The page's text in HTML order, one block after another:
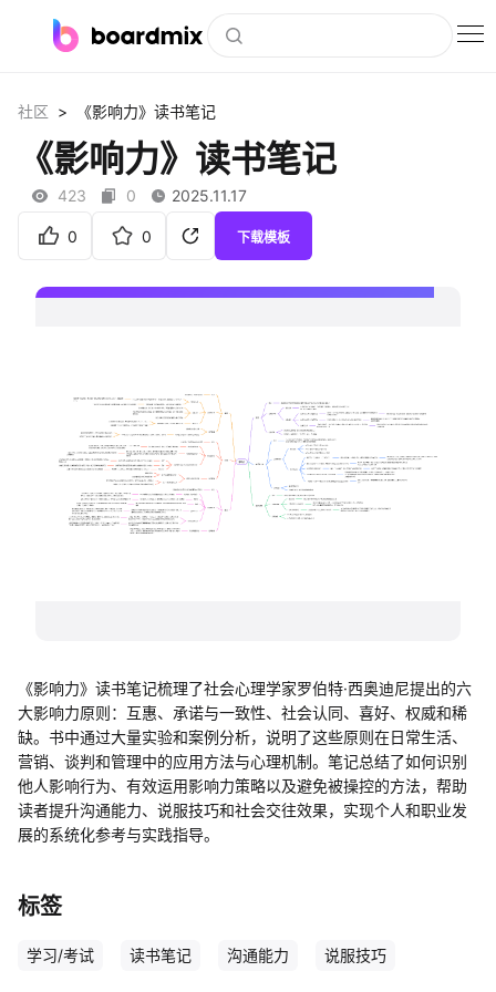
社区资源
下载
支持
帮助中心
社区 > 《影响力》读书笔记
《影响力》读书笔记
423 0 2025.11.17
0 0 下载模板
《影响力》读书笔记梳理了社会心理学家罗伯特·西奥迪尼提出的六
大影响力原则：互惠、承诺与一致性、社会认同、喜好、权威和稀
缺。书中通过大量实验和案例分析，说明了这些原则在日常生活、
营销、谈判和管理中的应用方法与心理机制。笔记总结了如何识别
他人影响行为、有效运用影响力策略以及避免被操控的方法，帮助
读者提升沟通能力、说服技巧和社会交往效果，实现个人和职业发
展的系统化参考与实践指导。
标签
学习/考试 读书笔记 沟通能力 说服技巧